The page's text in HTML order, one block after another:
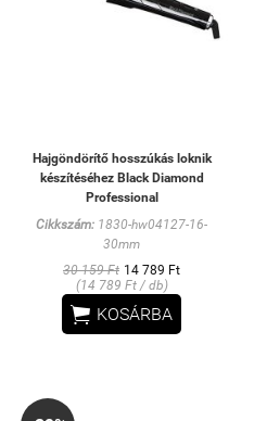
Hajgöndörítő hosszúkás loknik
készítéséhez Black Diamond
Professional
Cikkszám: 1830-hw04127-16-
30mm
30 159 Ft 14 789 Ft
(14 789 Ft / db)
 KOSÁRBA